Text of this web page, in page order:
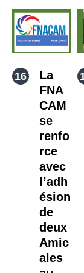
La
FNA
CAM
se
renfo
rce
avec
l’adh
ésion
de
deux
Amic
ales